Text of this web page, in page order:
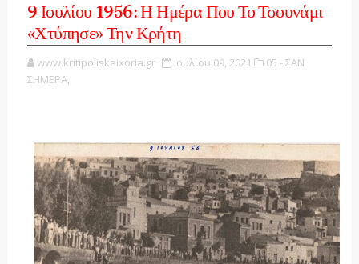
9 Ιουλίου 1956: Η Ημέρα Που Το Τσουνάμι
«Χτύπησε» Την Κρήτη
www.kritipoliskaixoria.gr Ιουλίου 09, 2021
05 - ΣΑΝ
ΣΗΜΕΡΑ,